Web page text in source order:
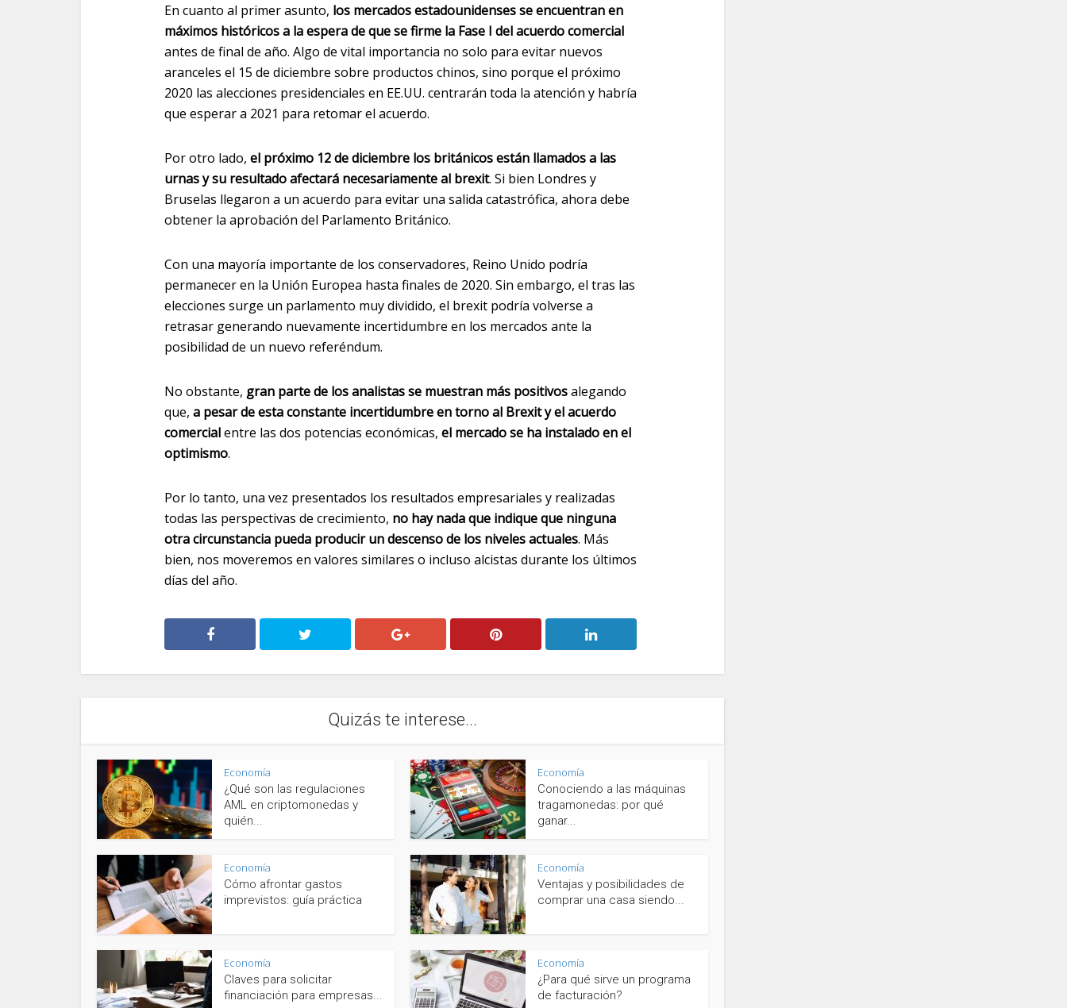
En cuanto al primer asunto, los mercados estadounidenses se encuentran en
máximos históricos a la espera de que se firme la Fase I del acuerdo comercial
antes de final de año. Algo de vital importancia no solo para evitar nuevos
aranceles el 15 de diciembre sobre productos chinos, sino porque el próximo
2020 las alecciones presidenciales en EE.UU. centrarán toda la atención y habría
que esperar a 2021 para retomar el acuerdo.
Por otro lado, el próximo 12 de diciembre los británicos están llamados a las
urnas y su resultado afectará necesariamente al brexit. Si bien Londres y
Bruselas llegaron a un acuerdo para evitar una salida catastrófica, ahora debe
obtener la aprobación del Parlamento Británico.
Con una mayoría importante de los conservadores, Reino Unido podría
permanecer en la Unión Europea hasta finales de 2020. Sin embargo, el tras las
elecciones surge un parlamento muy dividido, el brexit podría volverse a
retrasar generando nuevamente incertidumbre en los mercados ante la
posibilidad de un nuevo referéndum.
No obstante, gran parte de los analistas se muestran más positivosalegando
que, a pesar de esta constante incertidumbre en torno al Brexit y el acuerdo
comercialentre las dos potencias económicas, el mercado se ha instalado en el
optimismo.
Por lo tanto, una vez presentados los resultados empresariales y realizadas
todas las perspectivas de crecimiento, no hay nada que indique que ninguna
otra circunstancia pueda producir un descenso de los niveles actuales. Más
bien, nos moveremos en valores similares o incluso alcistas durante los últimos
días del año.
Quizás te interese...
Economía
¿Qué son las regulaciones
AML en criptomonedas y
quién...
Economía
Conociendo a las máquinas
tragamonedas: por qué
ganar...
Economía
Cómo afrontar gastos
imprevistos: guía práctica
Economía
Ventajas y posibilidades de
comprar una casa siendo...
Economía
Claves para solicitar
financiación para empresas...
Economía
¿Para qué sirve un programa
de facturación?